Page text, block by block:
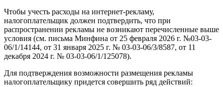
Чтобы учесть расходы на интернет-рекламу,
налогоплательщик должен подтвердить, что при
распространении рекламы не возникают перечисленные выше
условия (см. письма Минфина от 25 февраля 2026 г. №03-03-
06/1/14144, от 31 января 2025 г. № 03-03-06/3/8587, от 11
декабря 2024 г. № 03-03-06/1/125078).
Для подтверждения возможности размещения рекламы
налогоплательщику придется совершить ряд действий: